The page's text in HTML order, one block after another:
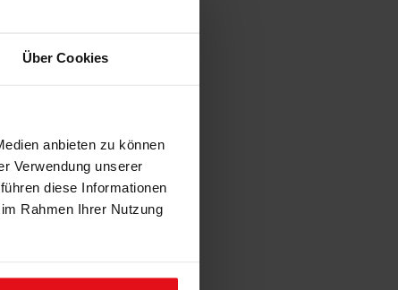
Über Cookies
anbieten zu können
Verwendung unserer
diese Informationen
Rahmen Ihrer Nutzung